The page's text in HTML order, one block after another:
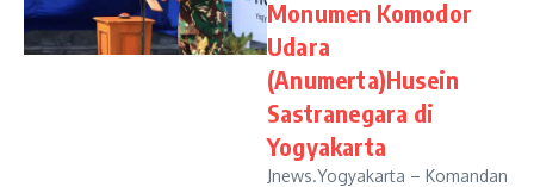
Monumen Komodor
Udara
(Anumerta)Husein
Sastranegara di
Yogyakarta
Jnews.Yogyakarta – Komandan